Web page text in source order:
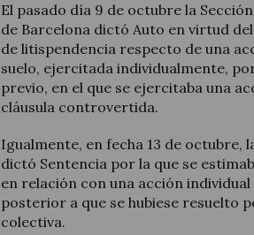
El pasado día 9 de octubre la
de Barcelona dictó Auto en virtud
de litispendencia respecto de una
suelo, ejercitada individualmente,
previo, en el que se ejercitaba una
cláusula controvertida.
Igualmente, en fecha 13 de octubre,
dictó Sentencia por la que se
en relación con una acción
posterior a que se hubiese resuelto
colectiva.